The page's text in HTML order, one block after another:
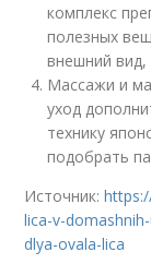
комплекс
полезных
внешний вид,
Массажи и
уход
технику
подобрать
Источник:
lica-v-
dlya-ovala-lica